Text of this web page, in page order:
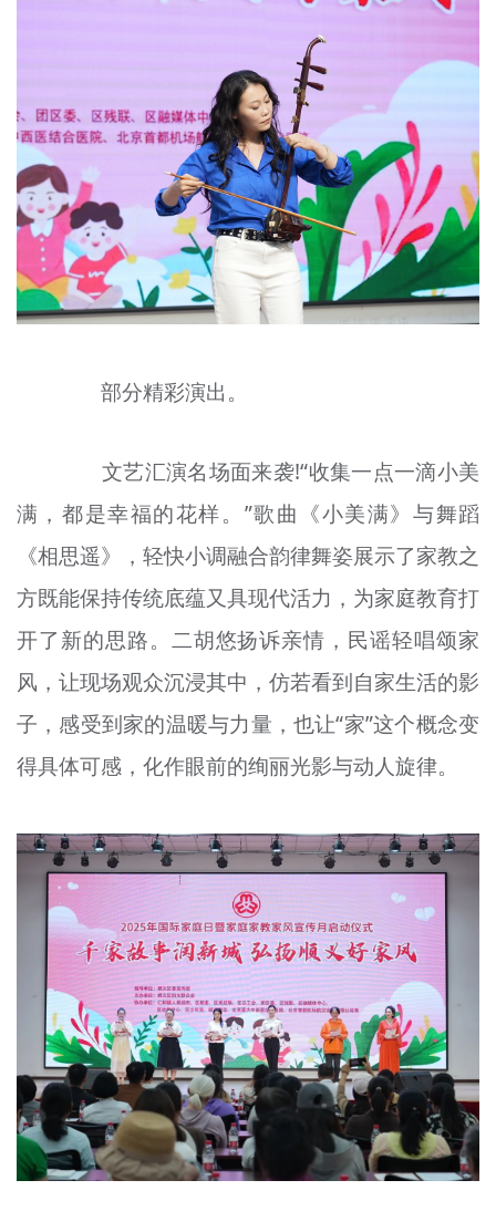
部分精彩演出。
文艺汇演名场面来袭!“收集一点一滴小美
满，都是幸福的花样。”歌曲《小美满》与舞蹈
《相思遥》，轻快小调融合韵律舞姿展示了家教之
方既能保持传统底蕴又具现代活力，为家庭教育打
开了新的思路。二胡悠扬诉亲情，民谣轻唱颂家
风，让现场观众沉浸其中，仿若看到自家生活的影
子，感受到家的温暖与力量，也让“家”这个概念变
得具体可感，化作眼前的绚丽光影与动人旋律。